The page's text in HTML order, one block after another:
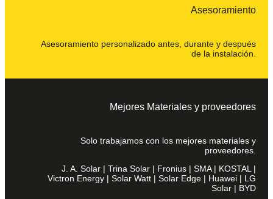
Asesoramiento
Asesoramiento personalizado antes, durante y después
de la instalación.
Mejores Materiales y proveedores
Solo trabajamos con los mejores materiales y
proveedores.
J. A. Solar | Trina Solar | Fronius | SMA | KOSTAL |
Victron Energy | Solar Watt | Solar Edge | Huawei | LG
Solar | BYD